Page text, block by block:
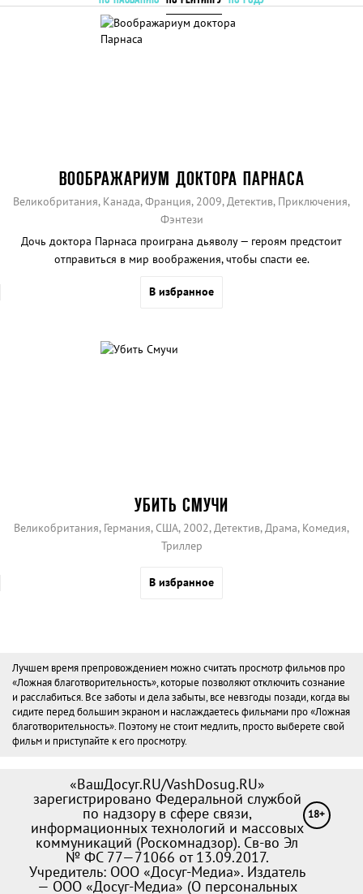
ВООБРАЖАРИУМ ДОКТОРА ПАРНАСА
Великобритания, Канада, Франция, 2009, Детектив, Приключения,
Фэнтези
Дочь доктора Парнаса проиграна дьяволу — героям предстоит
отправиться в мир воображения, чтобы спасти ее.
В избранное
УБИТЬ СМУЧИ
Великобритания, Германия, США, 2002, Детектив, Драма, Комедия,
Триллер
В избранное
Лучшем время препровождением можно считать просмотр фильмов про
«Ложная благотворительность», которые позволяют отключить сознание
и расслабиться. Все заботы и дела забыты, все невзгоды позади, когда вы
сидите перед большим экраном и наслаждаетесь фильмами про «Ложная
благотворительность». Поэтому не стоит медлить, просто выберете свой
фильм и приступайте к его просмотру.
«ВашДосуг.RU/VashDosug.RU»
зарегистрировано Федеральной службой
по надзору в сфере связи,
информационных технологий и массовых
коммуникаций (Роскомнадзор). Св-во Эл
№ ФС 77—71066 от 13.09.2017.
Учредитель: ООО «Досуг-Медиа». Издатель
— ООО «Досуг-Медиа» (О персональных
18+